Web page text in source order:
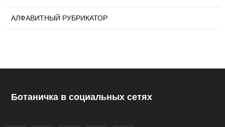
АЛФАВИТНЫЙ РУБРИКАТОР
Ботаничка в социальных сетях